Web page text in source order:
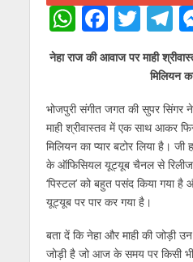
W
h
at
s
A
p
p
F
ac
e
o
o
k
T
w
itt
er
T
el
e
gr
a
नेहा राज की आवाज पर माही
मिलियन
भोजपुरी संगीत जगत की सुपर सिंगर
माही श्रीवास्तव में एक साथ आकर
मिलियन का प्यार बटोर लिया है। जी
के ऑफिसियल यूट्यूब चैनल से रिलीज
‘पिस्टल’ को बहुत पसंद किया गया
यूट्यूब पर पार कर गया है।
बता दें कि नेहा और माही की जोड़ी
जोड़ी है जो आज के समय पर किसी भी